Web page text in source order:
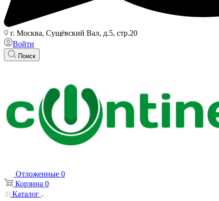
г. Москва, Сущёвский Вал, д.5, стр.20
Войти
Поиск
Отложенные 0
Корзина 0
Каталог